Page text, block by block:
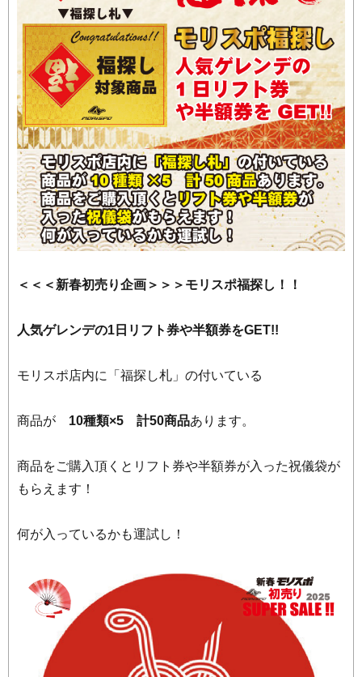
＜＜＜新春初売り企画＞＞＞モリスポ福探し！！
人気ゲレンデの1日リフト券や半額券をGET!!
モリスポ店内に「福探し札」の付いている
商品が 10種類×5 計50商品あります。
商品をご購入頂くとリフト券や半額券が入った祝儀袋が
もらえます！
何が入っているかも運試し！